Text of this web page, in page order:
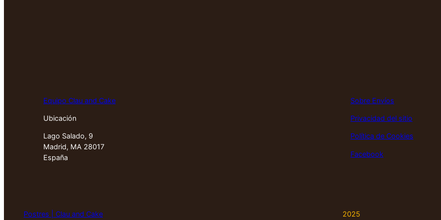
Equipo Clau and Cake
Ubicación
Lago Salado, 9
Madrid, MA 28017
España
Sobre Envíos
Privacidad del sitio
Política de Cookies
Facebook
Postres | Clau and Cake 2025